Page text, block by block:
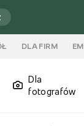
DLA FIRM
Dla
fotografów